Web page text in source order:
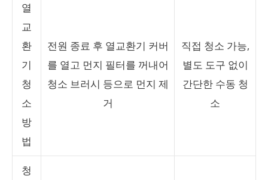
열
교
환
기
청
소
방
법
전원 종료 후 열교환기 커버
를 열고 먼지 필터를 꺼내어
청소 브러시 등으로 먼지 제
거
직접 청소 가능,
별도 도구 없이
간단한 수동 청
소
청